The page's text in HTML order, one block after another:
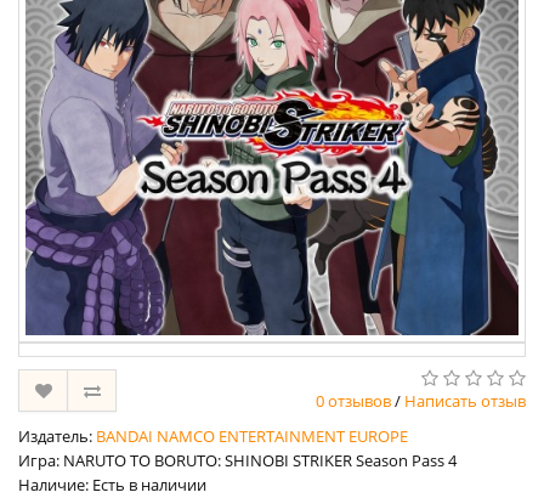
0 отзывов/ Написать отзыв
Издатель: BANDAI NAMCO ENTERTAINMENT EUROPE
Игра: NARUTO TO BORUTO: SHINOBI STRIKER Season Pass 4
Наличие: Есть в наличии